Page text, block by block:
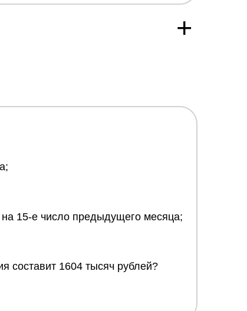
+
15-е число предыдущего месяца;
составит 1604 тысяч рублей?